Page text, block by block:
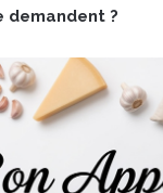
demandent ?